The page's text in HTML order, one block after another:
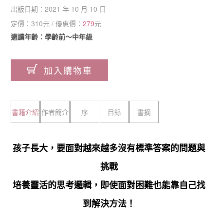
出版日期：2021 年 10 月 10 日
定價：310元 / 優惠價：279元
適讀年齡：學齡前～中年級
加入購物車
書籍介紹 作者簡介 序 目錄 書摘
孩子長大，要面對越來越多沒有標準答案的問題與
挑戰
培養靈活的思考邏輯，即使面對困難也能靠自己找
到解決方法！